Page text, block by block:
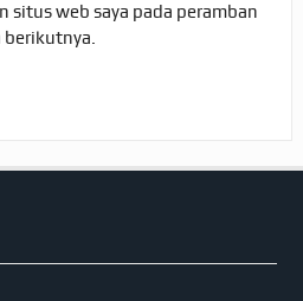
situs web saya pada peramban
berikutnya.